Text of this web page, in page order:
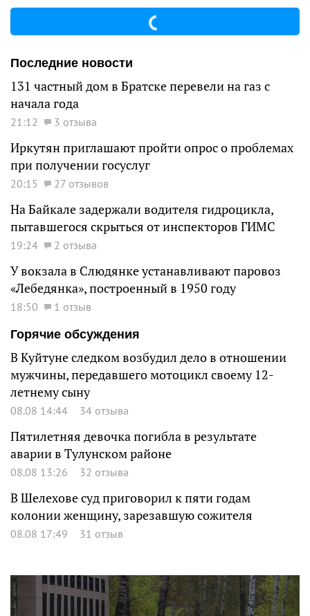
Последние новости
131 частный дом в Братске перевели на газ с
начала года
21:12 3 отзыва
Иркутян приглашают пройти опрос о проблемах
при получении госуслуг
20:15 27 отзывов
На Байкале задержали водителя гидроцикла,
пытавшегося скрыться от инспекторов ГИМС
19:24 2 отзыва
У вокзала в Слюдянке устанавливают паровоз
«Лебедянка», построенный в 1950 году
18:50
1 отзыв
Горячие обсуждения
В Куйтуне следком возбудил дело в отношении
мужчины, передавшего мотоцикл своему 12-
летнему сыну
08.08 14:44 34 отзыва
Пятилетняя девочка погибла в результате
аварии в Тулунском районе
08.08 13:26 32 отзыва
В Шелехове суд приговорил к пяти годам
колонии женщину, зарезавшую сожителя
08.08 17:49 31 отзыв